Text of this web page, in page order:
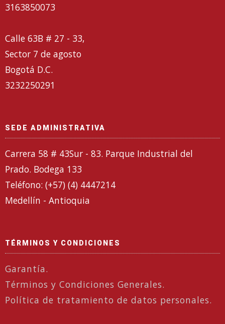
3163850073
Calle 63B # 27 - 33,
Sector 7 de agosto
Bogotá D.C.
3232250291
SEDE ADMINISTRATIVA
Carrera 58 # 43Sur - 83. Parque Industrial del
Prado. Bodega 133
Teléfono: (+57) (4) 4447214
Medellín - Antioquia
TÉRMINOS Y CONDICIONES
Garantía.
Términos y Condiciones Generales.
Política de tratamiento de datos personales.